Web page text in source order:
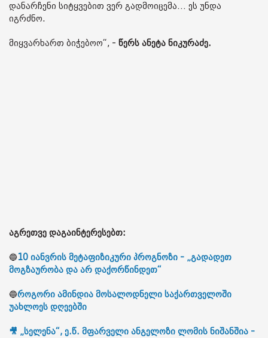
დანარჩენი სიტყვებით ვერ გადმოიცემა… ეს უნდა
იგრძნო.
მიყვარხართ ბიჭებოო“, - წერს ანეტა ნიკურაძე.
აგრეთვე დაგაინტერესებთ:
🔵10 იანვრის მეტაფიზიკური პროგნოზი - „გადადეთ
მოგზაურობა და არ დაქორწინდეთ“
🔵როგორი ამინდია მოსალოდნელი საქართველოში
უახლოეს დღეებში
🎥 „სელენა“, ე.წ. მფარველი ანგელოზი ლომის ნიშანშია -